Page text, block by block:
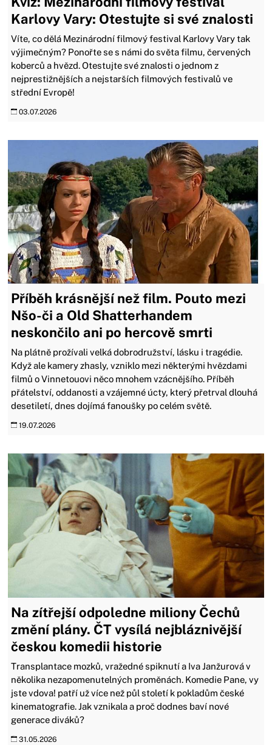
Karlovy Vary: Otestujte si své znalosti
Víte, co dělá Mezinárodní filmový festival Karlovy Vary tak
výjimečným? Ponořte se s námi do světa filmu, červených
koberců a hvězd. Otestujte své znalosti o jednom z
nejprestižnějších a nejstarších filmových festivalů ve
střední Evropě!
03.07.2026
Příběh krásnější než film. Pouto mezi
Nšo-či a Old Shatterhandem
neskončilo ani po hercově smrti
Na plátně prožívali velká dobrodružství, lásku i tragédie.
Když ale kamery zhasly, vzniklo mezi některými hvězdami
filmů o Vinnetouovi něco mnohem vzácnějšího. Příběh
přátelství, oddanosti a vzájemné úcty, který přetrval dlouhá
desetiletí, dnes dojímá fanoušky po celém světě.
19.07.2026
Na zítřejší odpoledne miliony Čechů
změní plány. ČT vysílá nejbláznivější
českou komedii historie
Transplantace mozků, vražedné spiknutí a Iva Janžurová v
několika nezapomenutelných proměnách. Komedie Pane, vy
jste vdova! patří už více než půl století k pokladům české
kinematografie. Jak vznikala a proč dodnes baví nové
generace diváků?
31.05.2026